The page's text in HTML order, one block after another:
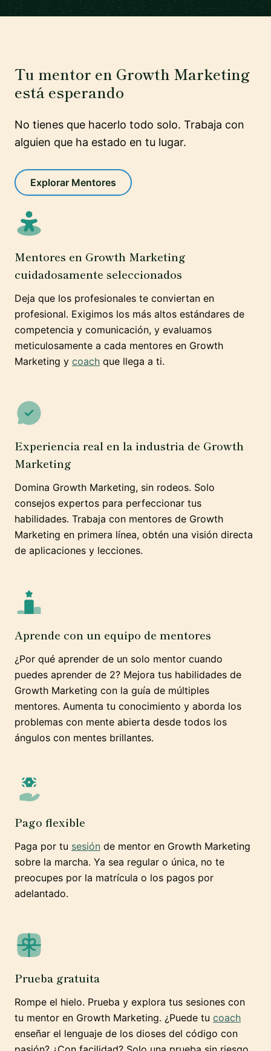
Tu mentor en Growth Marketing
está esperando
No tienes que hacerlo todo solo. Trabaja con
alguien que ha estado en tu lugar.
Explorar Mentores
Mentores en Growth Marketing
cuidadosamente seleccionados
Deja que los profesionales te conviertan en
profesional. Exigimos los más altos estándares de
competencia y comunicación, y evaluamos
meticulosamente a cada mentores en Growth
Marketing y coach que llega a ti.
Experiencia real en la industria de Growth
Marketing
Domina Growth Marketing, sin rodeos. Solo
consejos expertos para perfeccionar tus
habilidades. Trabaja con mentores de Growth
Marketing en primera línea, obtén una visión directa
de aplicaciones y lecciones.
Aprende con un equipo de mentores
¿Por qué aprender de un solo mentor cuando
puedes aprender de 2? Mejora tus habilidades de
Growth Marketing con la guía de múltiples
mentores. Aumenta tu conocimiento y aborda los
problemas con mente abierta desde todos los
ángulos con mentes brillantes.
Pago flexible
Paga por tu sesión de mentor en Growth Marketing
sobre la marcha. Ya sea regular o única, no te
preocupes por la matrícula o los pagos por
adelantado.
Prueba gratuita
Rompe el hielo. Prueba y explora tus sesiones con
tu mentor en Growth Marketing. ¿Puede tu coach
enseñar el lenguaje de los dioses del código con